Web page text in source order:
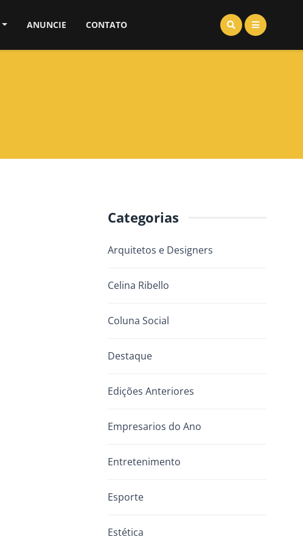
ANUNCIE CONTATO
Categorias
Arquitetos e Designers
Celina Ribello
Coluna Social
Destaque
Edições Anteriores
Empresarios do Ano
Entretenimento
Esporte
Estética